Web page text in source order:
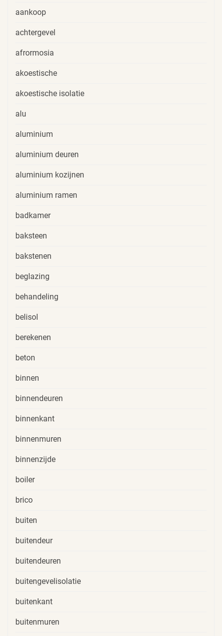
aankoop
achtergevel
afrormosia
akoestische
akoestische isolatie
alu
aluminium
aluminium deuren
aluminium kozijnen
aluminium ramen
badkamer
baksteen
bakstenen
beglazing
behandeling
belisol
berekenen
beton
binnen
binnendeuren
binnenkant
binnenmuren
binnenzijde
boiler
brico
buiten
buitendeur
buitendeuren
buitengevelisolatie
buitenkant
buitenmuren